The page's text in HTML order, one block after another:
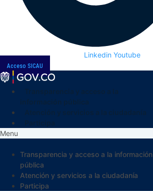
Linkedin Youtube
Acceso SICAU
Menu
Transparencia y acceso a la información
pública
Atención y servicios a la ciudadanía
Participa